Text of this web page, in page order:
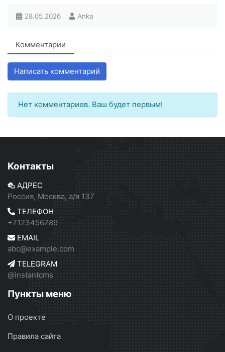
28.05.2026 Anka
Комментарии
Написать комментарий
Нет комментариев. Ваш будет первым!
Контакты
АДРЕС
Россия, Москва, а/я 137
ТЕЛЕФОН
+7123456789
EMAIL
abc@example.com
TELEGRAM
@instantcms
Пункты меню
О проекте
Правила сайта